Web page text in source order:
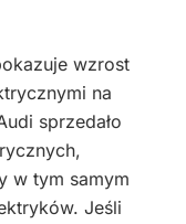
wzrost
na
sprzedało
w tym samym
Jeśli